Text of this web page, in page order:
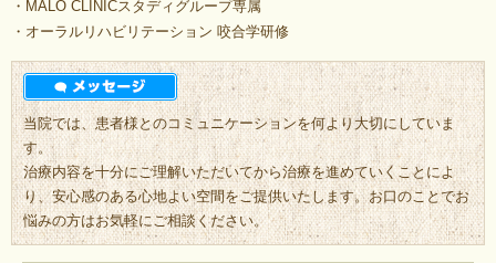
・MALO CLINICスタディグループ専属
・オーラルリハビリテーション 咬合学研修
当院では、患者様とのコミュニケーションを何より大切にしていま
す。
治療内容を十分にご理解いただいてから治療を進めていくことによ
り、安心感のある心地よい空間をご提供いたします。お口のことでお
悩みの方はお気軽にご相談ください。